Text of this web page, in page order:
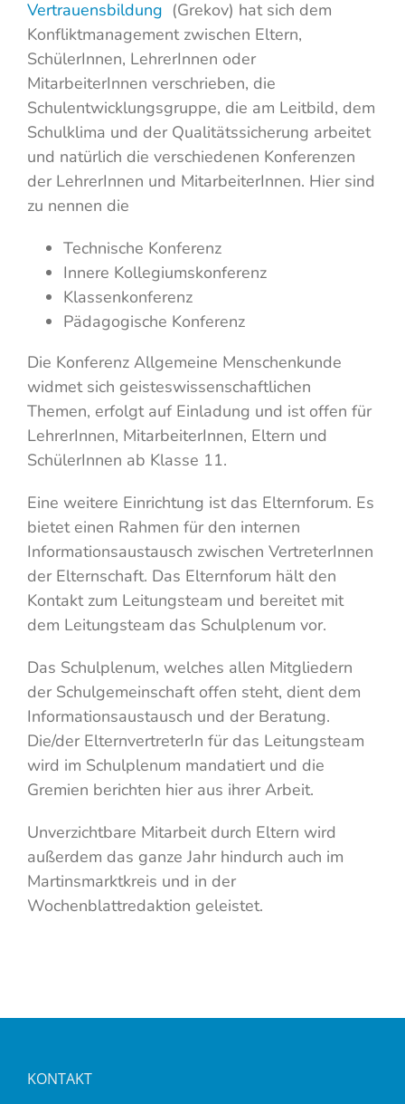
Vertrauensbildung (Grekov) hat sich dem
Konfliktmanagement zwischen Eltern,
SchülerInnen, LehrerInnen oder
MitarbeiterInnen verschrieben, die
Schulentwicklungsgruppe, die am Leitbild, dem
Schulklima und der Qualitätssicherung arbeitet
und natürlich die verschiedenen Konferenzen
der LehrerInnen und MitarbeiterInnen. Hier sind
zu nennen die
Technische Konferenz
Innere Kollegiumskonferenz
Klassenkonferenz
Pädagogische Konferenz
Die Konferenz Allgemeine Menschenkunde
widmet sich geisteswissenschaftlichen
Themen, erfolgt auf Einladung und ist offen für
LehrerInnen, MitarbeiterInnen, Eltern und
SchülerInnen ab Klasse 11.
Eine weitere Einrichtung ist das Elternforum. Es
bietet einen Rahmen für den internen
Informationsaustausch zwischen VertreterInnen
der Elternschaft. Das Elternforum hält den
Kontakt zum Leitungsteam und bereitet mit
dem Leitungsteam das Schulplenum vor.
Das Schulplenum, welches allen Mitgliedern
der Schulgemeinschaft offen steht, dient dem
Informationsaustausch und der Beratung.
Die/der ElternvertreterIn für das Leitungsteam
wird im Schulplenum mandatiert und die
Gremien berichten hier aus ihrer Arbeit.
Unverzichtbare Mitarbeit durch Eltern wird
außerdem das ganze Jahr hindurch auch im
Martinsmarktkreis und in der
Wochenblattredaktion geleistet.
KONTAKT